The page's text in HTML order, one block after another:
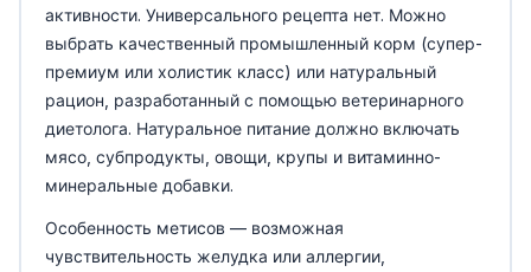
активности. Универсального рецепта нет. Можно
выбрать качественный промышленный корм (супер-
премиум или холистик класс) или натуральный
рацион, разработанный с помощью ветеринарного
диетолога. Натуральное питание должно включать
мясо, субпродукты, овощи, крупы и витаминно-
минеральные добавки.
Особенность метисов — возможная
чувствительность желудка или аллергии,